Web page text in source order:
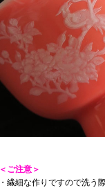
＜ご注意＞
・繊細な作りですので洗う